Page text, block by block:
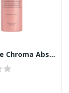
Kerastase Chroma Absolu serum termiczne 150ml